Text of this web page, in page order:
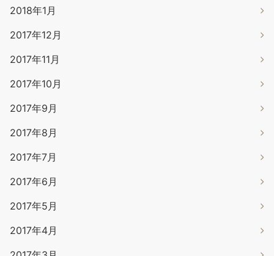
2018年1月
2017年12月
2017年11月
2017年10月
2017年9月
2017年8月
2017年7月
2017年6月
2017年5月
2017年4月